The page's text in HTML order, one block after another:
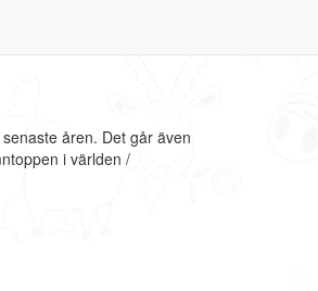
åren. Det går även
i världen /